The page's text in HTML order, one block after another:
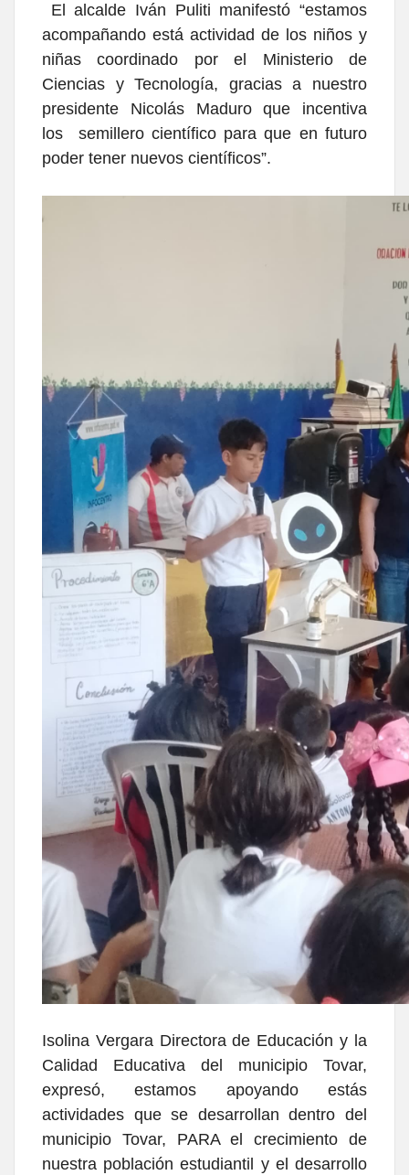
El alcalde Iván Puliti manifestó “estamos
acompañando está actividad de los niños y
niñas coordinado por el Ministerio de
Ciencias y Tecnología, gracias a nuestro
presidente Nicolás Maduro que incentiva
los semillero científico para que en futuro
poder tener nuevos científicos”.
Isolina Vergara Directora de Educación y la
Calidad Educativa del municipio Tovar,
expresó, estamos apoyando estás
actividades que se desarrollan dentro del
municipio Tovar, PARA el crecimiento de
nuestra población estudiantil y el desarrollo